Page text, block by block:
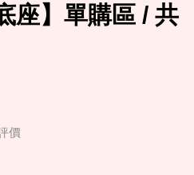
座】單購區 / 共
價